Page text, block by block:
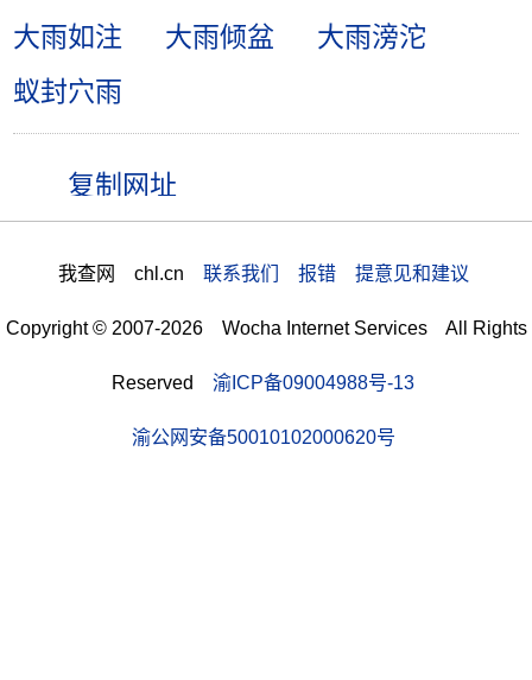
大雨如注
大雨倾盆
大雨滂沱
蚁封穴雨
我查网 chl.cn 联系我们 报错 提意见和建议
Copyright © 2007-2026 Wocha Internet Services All Rights
Reserved 渝ICP备09004988号-13
渝公网安备50010102000620号